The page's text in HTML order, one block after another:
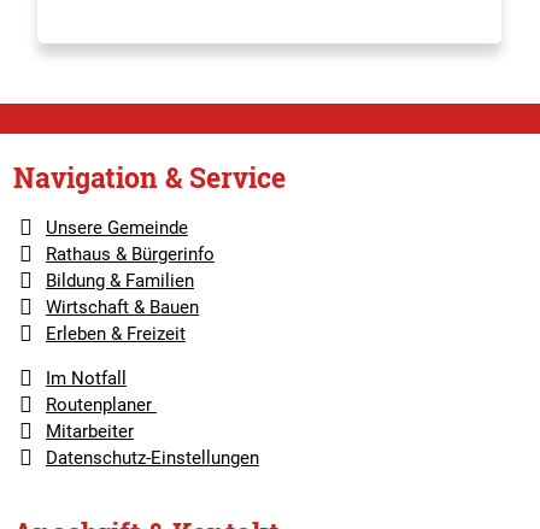
Navigation & Service
Unsere Gemeinde
Rathaus & Bürgerinfo
Bildung & Familien
Wirtschaft & Bauen
Erleben & Freizeit
Im Notfall
Routenplaner
Mitarbeiter
Datenschutz-Einstellungen